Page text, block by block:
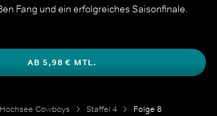
Fang und ein erfolgreiches Saisonfinale.
AB 5,98 € MTL.
Hochsee Cowboys Staffel 4 Folge 8